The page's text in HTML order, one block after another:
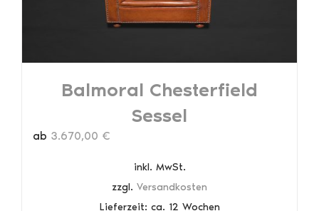
Balmoral Chesterfield
Sessel
ab 3.670,00 €
inkl. MwSt.
zzgl. Versandkosten
Lieferzeit: ca. 12 Wochen